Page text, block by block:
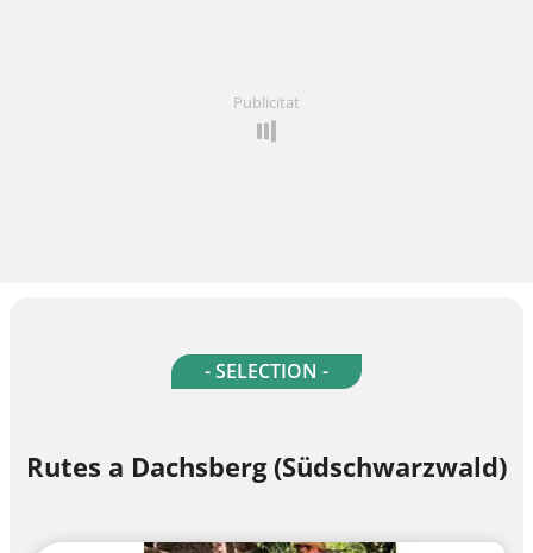
Publicitat
- SELECTION -
Rutes a Dachsberg (Südschwarzwald)